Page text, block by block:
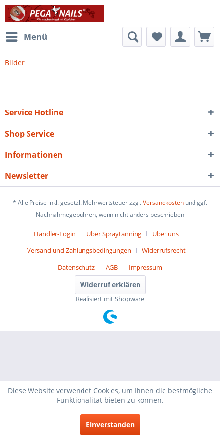
Menü
Bilder
Service Hotline
Shop Service
Informationen
Newsletter
* Alle Preise inkl. gesetzl. Mehrwertsteuer zzgl.Versandkosten und ggf.
Nachnahmegebühren, wenn nicht anders beschrieben
Händler-Login Über Spraytanning
Über uns
Versand und Zahlungsbedingungen
Widerrufsrecht
Datenschutz
AGB Impressum
Widerruf erklären
Realisiert mit Shopware
Diese Website verwendet Cookies, um Ihnen die bestmögliche
Funktionalität bieten zu können.
Einverstanden